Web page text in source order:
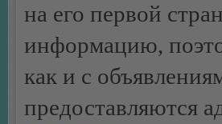
на его первой
информацию,
как и с
предоставляются